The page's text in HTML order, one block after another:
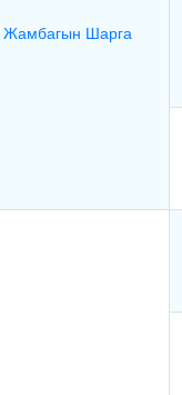
Жамбагын Шарга